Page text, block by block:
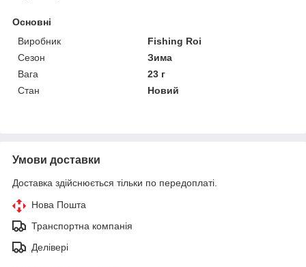
Основні
Виробник
Fishing Roi
Сезон
Зима
Вага
23 г
Стан
Новий
Умови доставки
Доставка здійснюється тільки по передоплаті.
Нова Пошта
Транспортна компанія
Делівері